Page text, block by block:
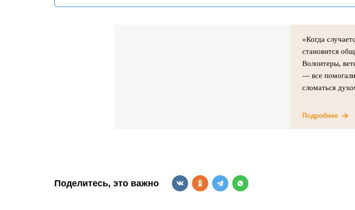
«Когда
становится
Волонтеры,
— все
сломаться
Подробнее
Поделитесь, это важно